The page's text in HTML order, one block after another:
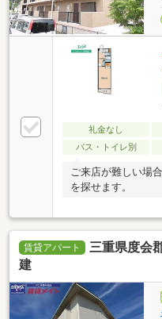
礼金なし
バス・トイレ別
ご来店が難しい場
を探せます。
賃貸アパート
三重県度会
建